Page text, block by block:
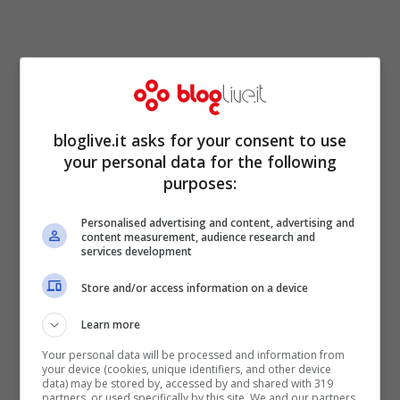
Rete4 alle 21.10 gli ultimi episodi della
prima stagione del poliziesco intitolato
Rizzoli & Isles(“La Sindrome di
Stoccolma”, “La bestia che è in me” e
“Quando la pistola fa bum bum”). A seguire
alle 23.45 il programma d’attualità
Sognando L’Italia.
bloglive.it asks for your consent to use
your personal data for the following
purposes:
Personalised advertising and content, advertising and
content measurement, audience research and
services development
Store and/or access information on a device
Learn more
Your personal data will be processed and information from
your device (cookies, unique identifiers, and other device
data) may be stored by, accessed by and shared with 319